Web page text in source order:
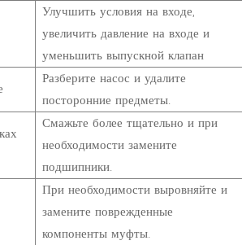
Улучшить условия на входе,
увеличить давление на входе и
уменьшить выпускной клапан
Разберите насос и удалите
посторонние предметы.
Смажьте более тщательно и при
необходимости замените
подшипники.
При необходимости выровняйте и
замените поврежденные
компоненты муфты.